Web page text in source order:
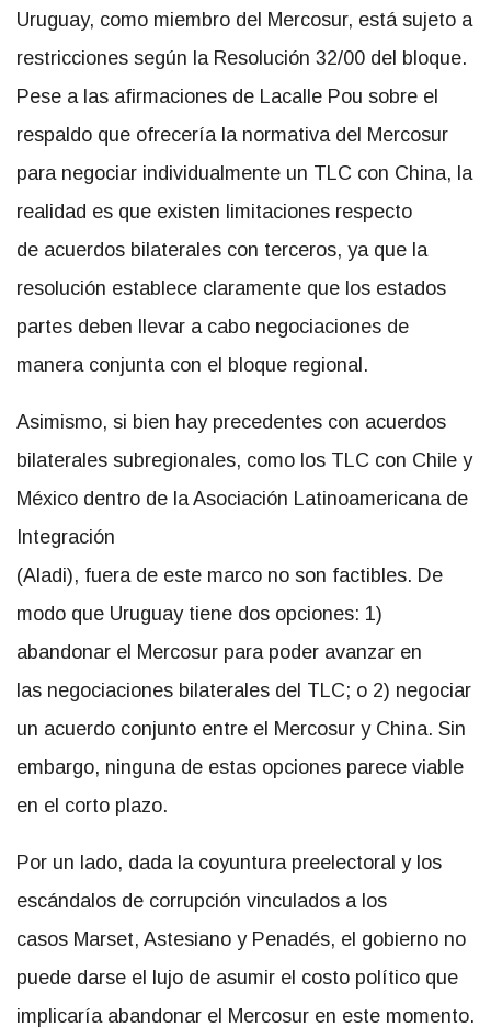
Uruguay, como miembro del Mercosur, está sujeto a
restricciones según la Resolución 32/00 del bloque.
Pese a las afirmaciones de Lacalle Pou sobre el
respaldo que ofrecería la normativa del Mercosur
para negociar individualmente un TLC con China, la
realidad es que existen limitaciones respecto
de acuerdos bilaterales con terceros, ya que la
resolución establece claramente que los estados
partes deben llevar a cabo negociaciones de
manera conjunta con el bloque regional.
Asimismo, si bien hay precedentes con acuerdos
bilaterales subregionales, como los TLC con Chile y
México dentro de la Asociación Latinoamericana de
Integración
(Aladi), fuera de este marco no son factibles. De
modo que Uruguay tiene dos opciones: 1)
abandonar el Mercosur para poder avanzar en
las negociaciones bilaterales del TLC; o 2) negociar
un acuerdo conjunto entre el Mercosur y China. Sin
embargo, ninguna de estas opciones parece viable
en el corto plazo.
Por un lado, dada la coyuntura preelectoral y los
escándalos de corrupción vinculados a los
casos Marset, Astesiano y Penadés, el gobierno no
puede darse el lujo de asumir el costo político que
implicaría abandonar el Mercosur en este momento.